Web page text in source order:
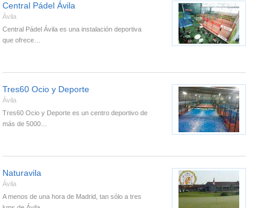
Central Pádel Ávila
Ávila
Central Pádel Ávila es una instalación deportiva
que ofrece…
Tres60 Ocio y Deporte
Ávila
Tres60 Ocio y Deporte es un centro deportivo de
más de 5000…
Naturavila
Ávila
A menos de una hora de Madrid, tan sólo a tres